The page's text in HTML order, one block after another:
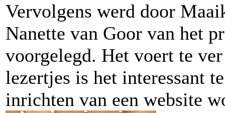
Vervolgens werd door
Nanette van Goor van het
voorgelegd. Het voert te
lezertjes is het interessant
inrichten van een website